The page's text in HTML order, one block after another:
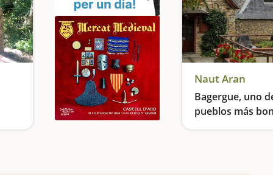
Una excursión ideal para hacer con niños
Naut Aran
Bagergue, uno
pueblos más